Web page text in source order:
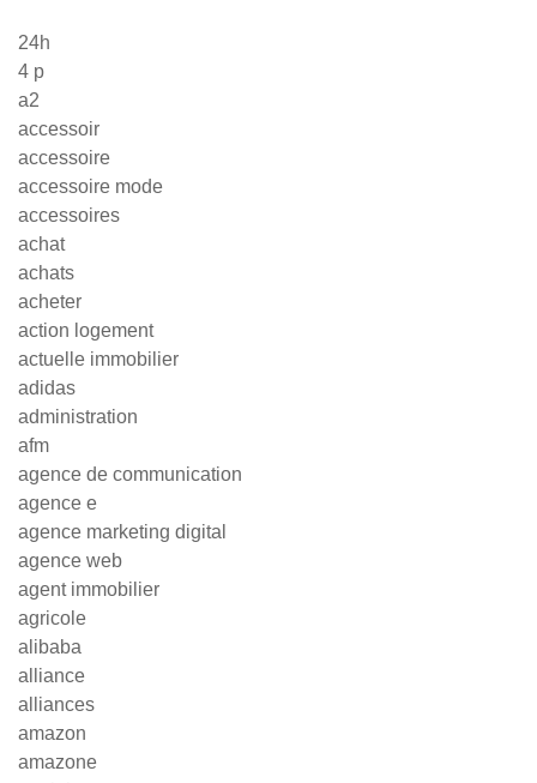
24h
4 p
a2
accessoir
accessoire
accessoire mode
accessoires
achat
achats
acheter
action logement
actuelle immobilier
adidas
administration
afm
agence de communication
agence e
agence marketing digital
agence web
agent immobilier
agricole
alibaba
alliance
alliances
amazon
amazone